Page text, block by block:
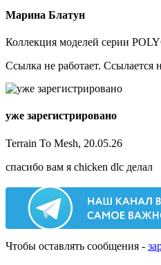
Марина Блатун
Коллекция моделей серии
Ссылка не работает. Ссылается
уже зарегистрировано
Terrain To Mesh, 20.05.26
спасибо вам я chicken dlc делал
Чтобы оставлять сообщения -